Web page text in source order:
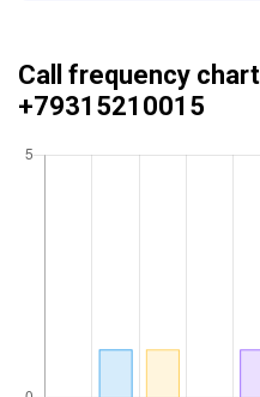
Call frequency
+79315210015